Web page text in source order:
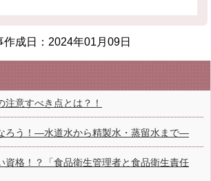
作成日： 2024年01月09日
注意すべき点とは？！
ろう！―水道水から精製水・蒸留水まで―
資格！？「食品衛生管理者と食品衛生責任